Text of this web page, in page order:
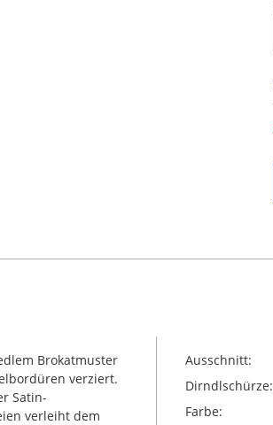
Brokatmuster
verziert.
Satin-
verleiht dem
Ausschnitt:
Dirndlschürze:
Farbe: